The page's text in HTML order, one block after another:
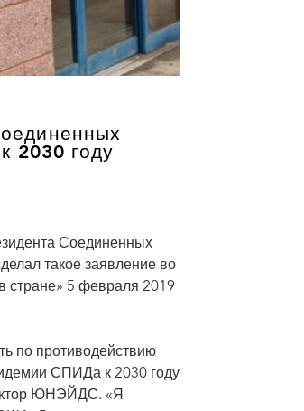
2030 году
Соединенных
такое заявление во
стране» 5 февраля 2019
по противодействию
СПИДа к 2030 году
ЮНЭЙДС. «Я